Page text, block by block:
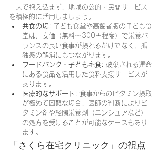
一人で抱え込まず、地域の公的・民間サービス
を積極的に活用しましょう。
共食の場: 子ども食堂や高齢者版の子ども食
堂は、安価（無料〜300円程度）で栄養バ
ランスの良い食事が摂れるだけでなく、孤
独感の解消にもつながります。
フードバンク・子ども宅食 : 破棄される運命
にある食品を活用した食料支援サービスが
あります。
医療的なサポート : 食事からのビタミン摂取
が極めて困難な場合、医師の判断によりビ
タミン剤や経腸栄養剤（エンシュアなど）
の処方を受けることが可能なケースもあり
ます。
「さくら在宅クリニック」の視点